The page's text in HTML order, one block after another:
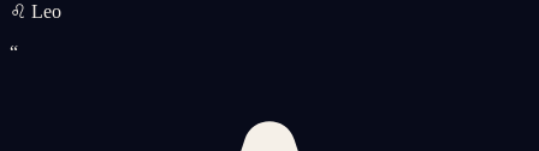
♌ Leo
“